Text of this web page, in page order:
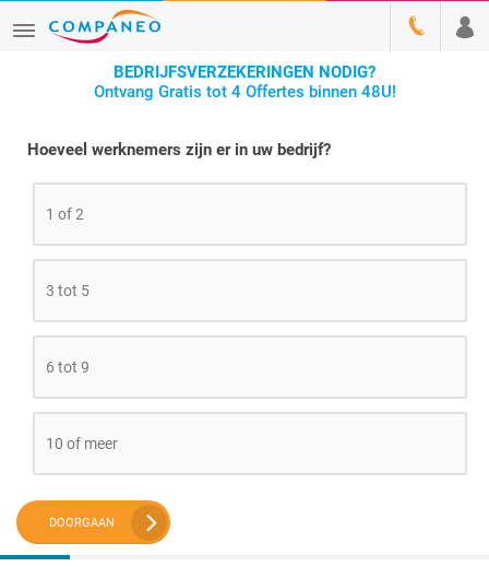
BEDRIJFSVERZEKERINGEN NODIG?
Ontvang Gratis tot 4 Offertes binnen 48U!
Hoeveel werknemers zijn er in uw bedrijf?
1 of 2
3 tot 5
6 tot 9
10 of meer
DOORGAAN